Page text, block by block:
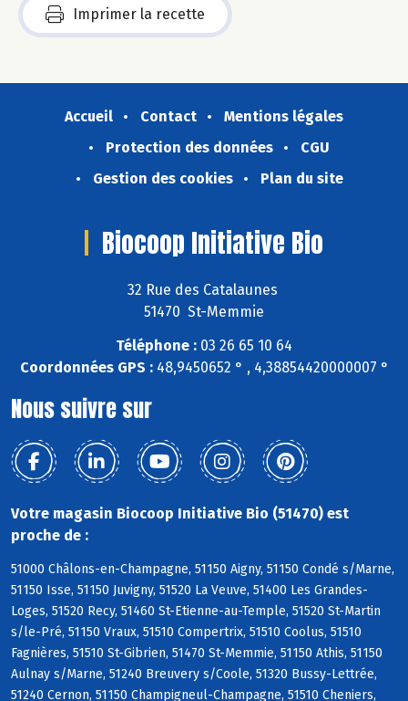
Imprimer la recette
Accueil Contact
Mentions légales
Protection des données
CGU
Gestion des cookies
Plan du site
Biocoop Initiative Bio
32 Rue des Catalaunes
51470 St-Memmie
Téléphone : 03 26 65 10 64
Coordonnées GPS :48,9450652 ° , 4,38854420000007 °
Nous suivre sur
Votre magasin Biocoop Initiative Bio (51470) est
proche de :
51000 Châlons-en-Champagne, 51150 Aigny, 51150 Condé s/Marne,
51150 Isse, 51150 Juvigny, 51520 La Veuve, 51400 Les Grandes-
Loges, 51520 Recy, 51460 St-Etienne-au-Temple, 51520 St-Martin
s/le-Pré, 51150 Vraux, 51510 Compertrix, 51510 Coolus, 51510
Fagnières, 51510 St-Gibrien, 51470 St-Memmie, 51150 Athis, 51150
Aulnay s/Marne, 51240 Breuvery s/Coole, 51320 Bussy-Lettrée,
51240 Cernon, 51150 Champigneul-Champagne, 51510 Cheniers,